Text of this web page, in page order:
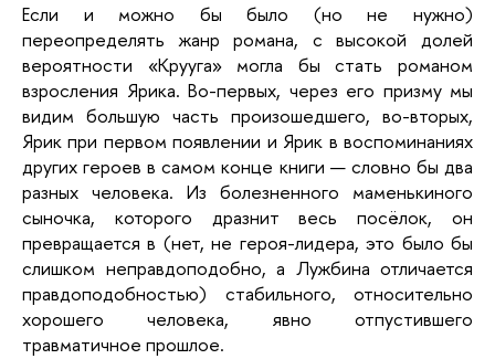
Если и можно бы было (но не нужно)
переопределять жанр романа, с высокой долей
вероятности «Крууга» могла бы стать романом
взросления Ярика. Во-первых, через его призму мы
видим большую часть произошедшего, во-вторых,
Ярик при первом появлении и Ярик в воспоминаниях
других героев в самом конце книги — словно бы два
разных человека. Из болезненного маменькиного
сыночка, которого дразнит весь посёлок, он
превращается в (нет, не героя-лидера, это было бы
слишком неправдоподобно, а Лужбина отличается
правдоподобностью) стабильного, относительно
хорошего человека, явно отпустившего
травматичное прошлое.